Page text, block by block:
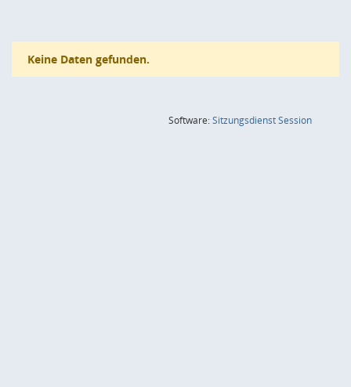
Keine Daten gefunden.
Software:SitzungsdienstSession(Wird in